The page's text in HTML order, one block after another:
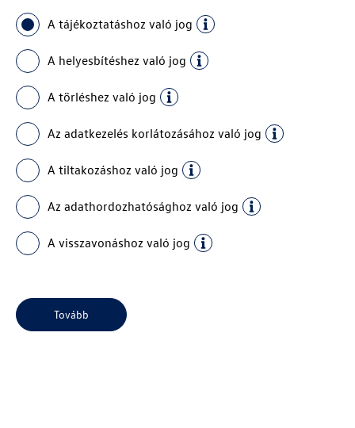
A tájékoztatáshoz való jog
A helyesbítéshez való jog
A törléshez való jog
Az adatkezelés korlátozásához való jog
A tiltakozáshoz való jog
Az adathordozhatósághoz való jog
A visszavonáshoz való jog
Tovább